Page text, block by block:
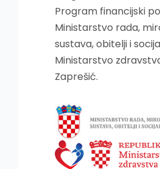
Program financijski
Ministarstvo rada,
sustava, obitelji i
Ministarstvo
Zaprešić.